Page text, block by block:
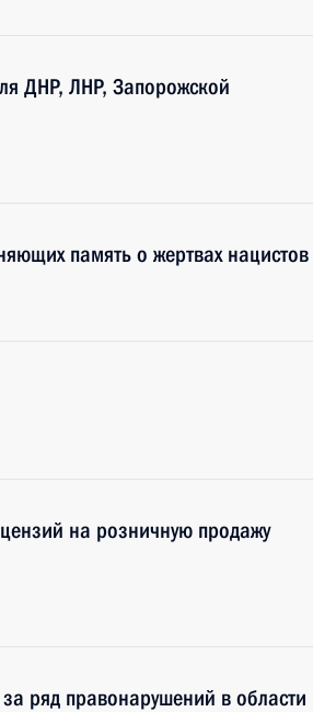
ДНР, ЛНР, Запорожской
память о жертвах нацистов
на розничную продажу
за ряд правонарушений в области